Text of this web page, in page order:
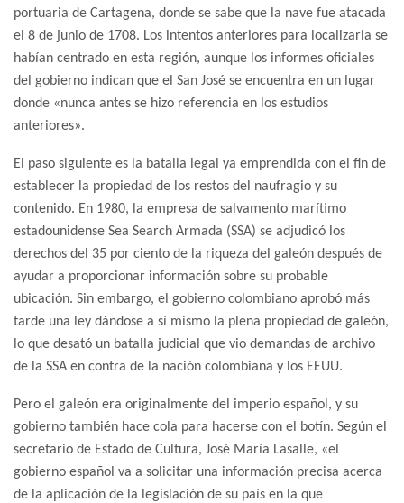
portuaria de Cartagena, donde se sabe que la nave fue atacada
el 8 de junio de 1708. Los intentos anteriores para localizarla se
habían centrado en esta región, aunque los informes oficiales
del gobierno indican que el San José se encuentra en un lugar
donde «nunca antes se hizo referencia en los estudios
anteriores».
El paso siguiente es la batalla legal ya emprendida con el fin de
establecer la propiedad de los restos del naufragio y su
contenido. En 1980, la empresa de salvamento marítimo
estadounidense Sea Search Armada (SSA) se adjudicó los
derechos del 35 por ciento de la riqueza del galeón después de
ayudar a proporcionar información sobre su probable
ubicación. Sin embargo, el gobierno colombiano aprobó más
tarde una ley dándose a sí mismo la plena propiedad de galeón,
lo que desató un batalla judicial que vio demandas de archivo
de la SSA en contra de la nación colombiana y los EEUU.
Pero el galeón era originalmente del imperio español, y su
gobierno también hace cola para hacerse con el botín. Según el
secretario de Estado de Cultura, José María Lasalle, «el
gobierno español va a solicitar una información precisa acerca
de la aplicación de la legislación de su país en la que